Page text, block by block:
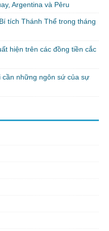
Argentina và Pêru
tích Thánh Thể trong tháng
hiện trên các đồng tiền cắc
những ngôn sứ của sự